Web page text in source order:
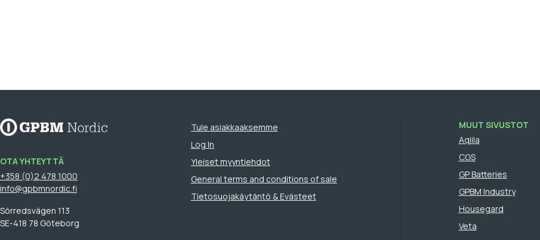
OTA YHTEYTTÄ
+358 (0)2 478 1000
info@gpbmnordic.fi
Sörredsvägen 113
SE-418 78 Göteborg
Tule asiakkaaksemme
Log In
Yleiset myyntiehdot
General terms and conditions of sale
Tietosuojakäytäntö & Evästeet
MUUT SIVUSTOT
Aqiila
CGS
GP Batteries
GPBM Industry
Housegard
Veta